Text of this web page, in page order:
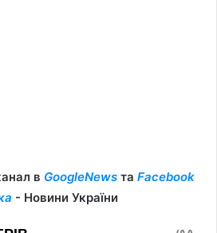
в GoogleNews та Facebook
- Новини України